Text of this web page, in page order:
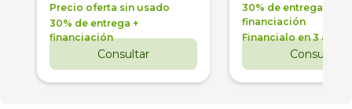
Precio oferta sin usado
30% de entrega +
financiación
Consultar
30% de entrega +
financiación
Financialo en 3 años
Consultar